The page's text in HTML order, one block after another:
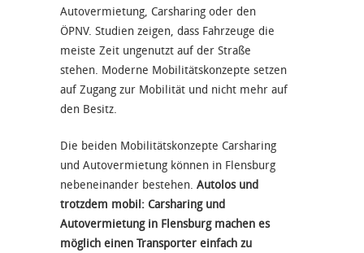
Autovermietung, Carsharing oder den
ÖPNV. Studien zeigen, dass Fahrzeuge die
meiste Zeit ungenutzt auf der Straße
stehen. Moderne Mobilitätskonzepte setzen
auf Zugang zur Mobilität und nicht mehr auf
den Besitz.
Die beiden Mobilitätskonzepte Carsharing
und Autovermietung können in Flensburg
nebeneinander bestehen. Autolos und
trotzdem mobil: Carsharing und
Autovermietung in Flensburg machen es
möglich einen Transporter einfach zu